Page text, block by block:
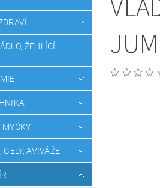
ŽEHLÍCÍ
MYČKY
GELY, AVIVÁŽE